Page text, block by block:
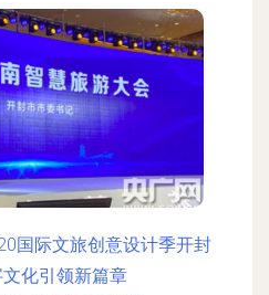
国际文旅创意设计季开封
化引领新篇章